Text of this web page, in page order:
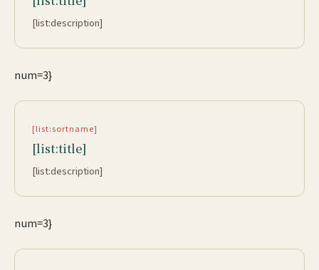
[list:description]
num=3}
[list:sortname]
[list:title]
[list:description]
num=3}